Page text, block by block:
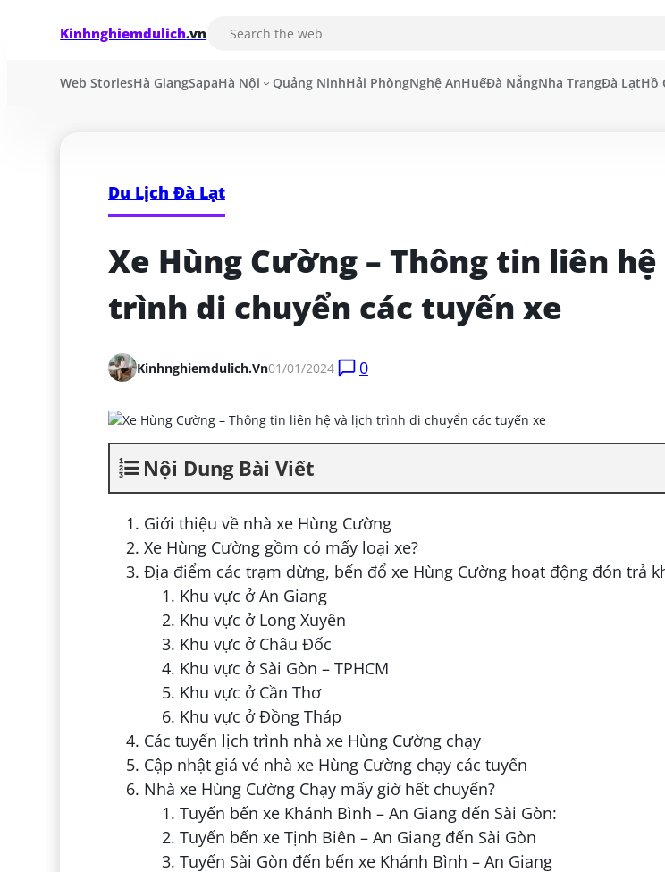
Kinhnghiemdulich.vn
Web StoriesHà GiangSapaHà Nội Quảng NinhHải PhòngNghệ AnHuếĐà NẵngNha TrangĐà LạtHồ
Du Lịch Đà Lạt
Xe Hùng Cường – Thông tin liên
trình di chuyển các tuyến xe
Kinhnghiemdulich.vn01/01/2024 0
Nội Dung Bài Viết
Giới thiệu về nhà xe Hùng Cường
Xe Hùng Cường gồm có mấy loại xe?
Địa điểm các trạm dừng, bến đổ xe Hùng Cường hoạt động đón trả
Khu vực ở An Giang
Khu vực ở Long Xuyên
Khu vực ở Châu Đốc
Khu vực ở Sài Gòn – TPHCM
Khu vực ở Cần Thơ
Khu vực ở Đồng Tháp
Các tuyến lịch trình nhà xe Hùng Cường chạy
Cập nhật giá vé nhà xe Hùng Cường chạy các tuyến
Nhà xe Hùng Cường Chạy mấy giờ hết chuyến?
Tuyến bến xe Khánh Bình – An Giang đến Sài Gòn:
Tuyến bến xe Tịnh Biên – An Giang đến Sài Gòn
Tuyến Sài Gòn đến bến xe Khánh Bình – An Giang